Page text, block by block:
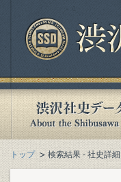
トップ 検索結果 - 社史詳細